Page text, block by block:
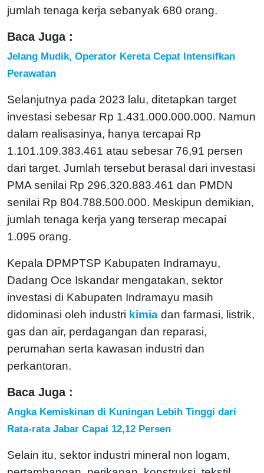
jumlah tenaga kerja sebanyak 680 orang.
Baca Juga :
Jelang Mudik, Operator Kereta Cepat Intensifkan
Perawatan
Selanjutnya pada 2023 lalu, ditetapkan target
investasi sebesar Rp 1.431.000.000.000. Namun
dalam realisasinya, hanya tercapai Rp
1.101.109.383.461 atau sebesar 76,91 persen
dari target. Jumlah tersebut berasal dari investasi
PMA senilai Rp 296.320.883.461 dan PMDN
senilai Rp 804.788.500.000. Meskipun demikian,
jumlah tenaga kerja yang terserap mecapai
1.095 orang.
Kepala DPMPTSP Kabupaten Indramayu,
Dadang Oce Iskandar mengatakan, sektor
investasi di Kabupaten Indramayu masih
didominasi oleh industri kimia dan farmasi, listrik,
gas dan air, perdagangan dan reparasi,
perumahan serta kawasan industri dan
perkantoran.
Baca Juga :
Angka Kemiskinan di Kuningan Lebih Tinggi dari
Rata-rata Jabar Capai 12,12 Persen
Selain itu, sektor industri mineral non logam,